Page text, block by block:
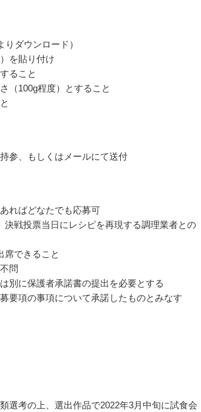
ダウンロード）
を貼り付け
ること
（100g程度）とすること
参、もしくはメールにて送付
ればどなたでも応募可
決戦投票当日にレシピを再現する調理業者との
席できること
問
別に保護者承諾書の提出を必要とする
要項の事項について承諾したものとみなす
選考の上、選出作品で2022年3月中旬に試食会